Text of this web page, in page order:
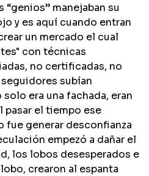
manejaban su
y es aquí cuando entran
un mercado el cual
con técnicas
no certificadas, no
subían
era una fachada, eran
pasar el tiempo ese
fue generar desconfianza
empezó a dañar el
los lobos desesperados e
crearon al espanta